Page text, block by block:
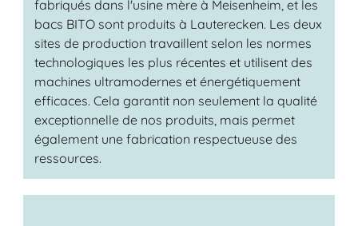
fabriqués dans l'usine mère à Meisenheim, et les
bacs BITO sont produits à Lauterecken. Les deux
sites de production travaillent selon les normes
technologiques les plus récentes et utilisent des
machines ultramodernes et énergétiquement
efficaces. Cela garantit non seulement la qualité
exceptionnelle de nos produits, mais permet
également une fabrication respectueuse des
ressources.